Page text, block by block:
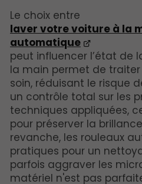
Le choix entre
laver votre voiture à la
automatique
peut influencer l’état de
la main permet de
soin, réduisant le risque
un contrôle total sur les
techniques appliquées,
pour préserver la
revanche, les rouleaux
pratiques pour un
parfois aggraver les
matériel n'est pas